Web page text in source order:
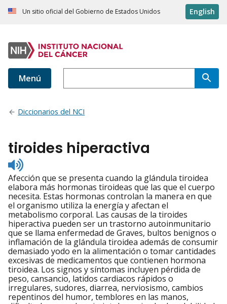
Un sitio oficial del Gobierno de Estados Unidos English
Menú
Diccionarios del NCI
tiroides hiperactiva
Listen
to
pronunciation
Afección que se presenta cuando la glándula tiroidea
elabora más hormonas tiroideas que las que el cuerpo
necesita. Estas hormonas controlan la manera en que
el organismo utiliza la energía y afectan el
metabolismo corporal. Las causas de la tiroides
hiperactiva pueden ser un trastorno autoinmunitario
que se llama enfermedad de Graves, bultos benignos o
inflamación de la glándula tiroidea además de consumir
demasiado yodo en la alimentación o tomar cantidades
excesivas de medicamentos que contienen hormona
tiroidea. Los signos y síntomas incluyen pérdida de
peso, cansancio, latidos cardiacos rápidos o
irregulares, sudores, diarrea, nerviosismo, cambios
repentinos del humor, temblores en las manos,